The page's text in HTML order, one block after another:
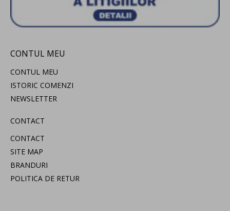
CONTUL MEU
CONTUL MEU
ISTORIC COMENZI
NEWSLETTER
CONTACT
CONTACT
SITE MAP
BRANDURI
POLITICA DE RETUR